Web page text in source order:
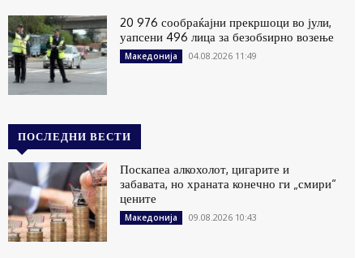
20 976 сообраќајни прекршоци во јули,
уапсени 496 лица за безобѕирно возење
Македонија 04.08.2026 11:49
ПОСЛЕДНИ ВЕСТИ
Поскапеа алкохолот, цигарите и
забавата, но храната конечно ги „смири“
цените
Македонија 09.08.2026 10:43